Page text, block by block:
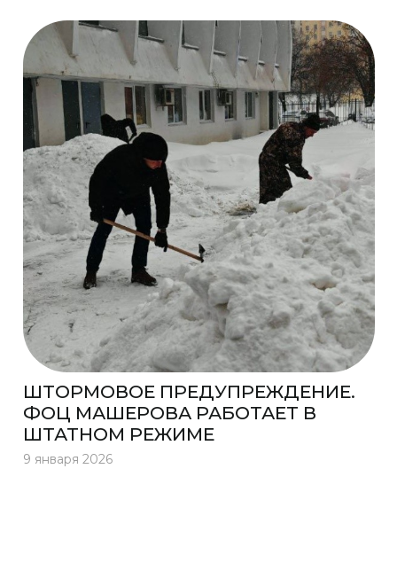
ШТОРМОВОЕ ПРЕДУПРЕЖДЕНИЕ.
ФОЦ МАШЕРОВА РАБОТАЕТ В
ШТАТНОМ РЕЖИМЕ
9 января 2026